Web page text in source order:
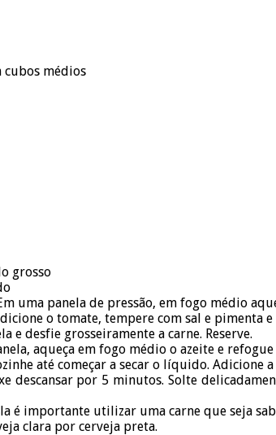
cubos médios
grosso
uma panela de pressão, em fogo médio
o tomate, tempere com sal e
e desfie grosseiramente a carne. Reserve.
aqueça em fogo médio o azeite e
até começar a secar o líquido.
descansar por 5 minutos. Solte
é importante utilizar uma carne que seja
clara por cerveja preta.